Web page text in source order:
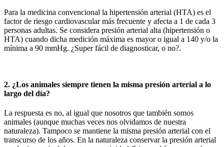
Para la medicina convencional la hipertensión arterial (HTA) es el
factor de riesgo cardiovascular más frecuente y afecta a 1 de cada 3
personas adultas. Se considera presión arterial alta (hipertensión o
HTA) cuando dicha medición máxima es mayor o igual a 140 y/o la
mínima a 90 mmHg. ¿Super fácil de diagnosticar, o no?.
2. ¿Los animales siempre tienen la misma presión arterial a lo
largo del día?
La respuesta es no, al igual que nosotros que también somos
animales (aunque muchas veces nos olvidamos de nuestra
naturaleza). Tampoco se mantiene la misma presión arterial con el
transcurso de los años. En la naturaleza conservar la presión arterial